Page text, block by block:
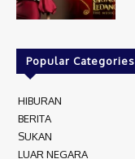
Popular Categories
HIBURAN
BERITA
SUKAN
LUAR NEGARA